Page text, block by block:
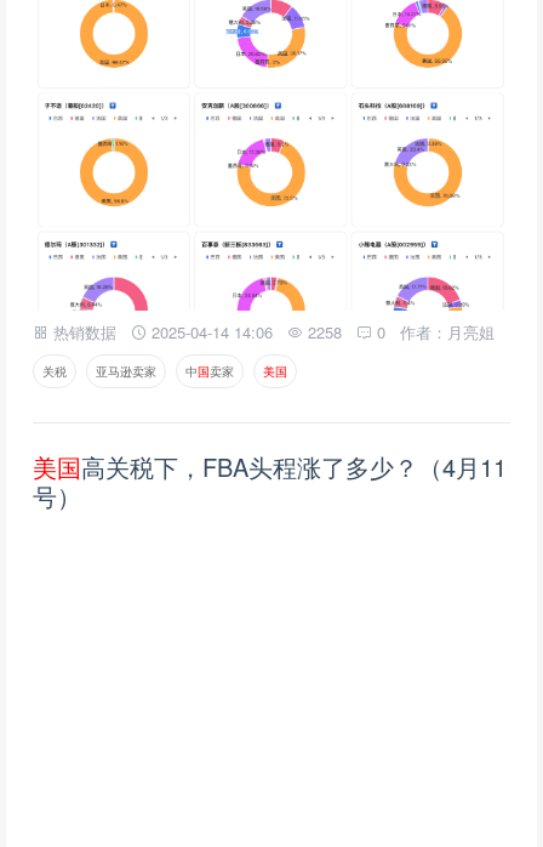
热销数据 2025-04-14 14:06 2258 0 作者：月亮姐
关税 亚马逊卖家 中国卖家 美国
美国高关税下，FBA头程涨了多少？（4月11
号）